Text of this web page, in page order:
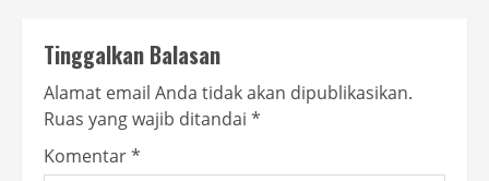
Tinggalkan Balasan
Alamat email Anda tidak akan dipublikasikan.
Ruas yang wajib ditandai *
Komentar*